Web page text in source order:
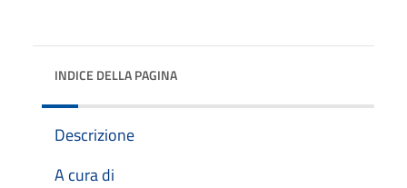
INDICE DELLA PAGINA
Descrizione
A cura di